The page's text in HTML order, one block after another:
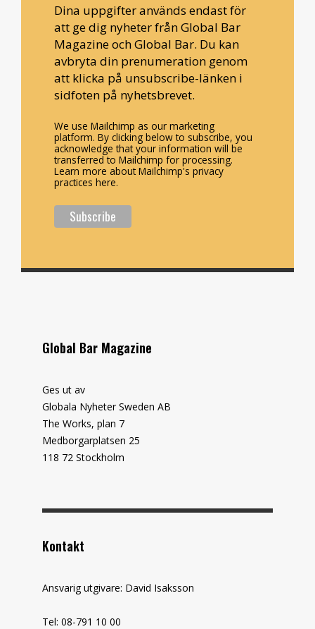
Dina uppgifter används endast för
att ge dig nyheter från Global Bar
Magazine och Global Bar. Du kan
avbryta din prenumeration genom
att klicka på unsubscribe-länken i
sidfoten på nyhetsbrevet.
We use Mailchimp as our marketing
platform. By clicking below to subscribe, you
acknowledge that your information will be
transferred to Mailchimp for processing.
Learn more about Mailchimp's privacy
practices here.
Global Bar Magazine
Ges ut av
Globala Nyheter Sweden AB
The Works, plan 7
Medborgarplatsen 25
118 72 Stockholm
Kontakt
Ansvarig utgivare: David Isaksson
Tel: 08-791 10 00